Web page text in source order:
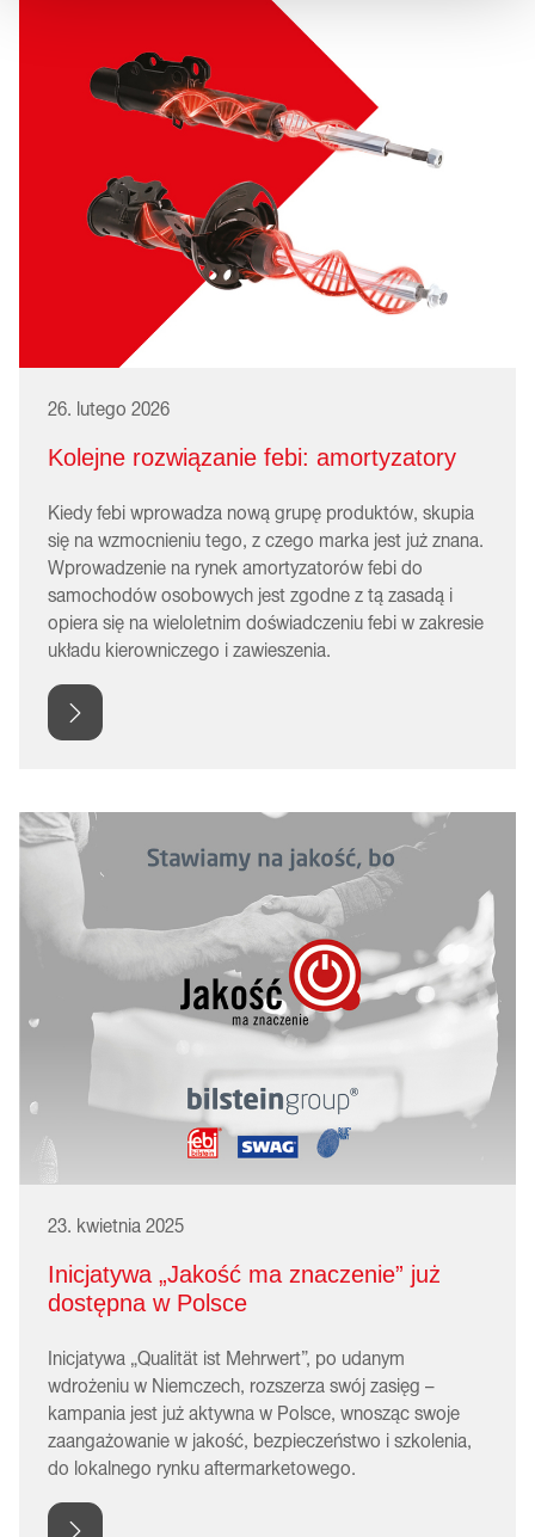
26. lutego 2026
Kolejne rozwiązanie febi: amortyzatory
Kiedy febi wprowadza nową grupę produktów, skupia
się na wzmocnieniu tego, z czego marka jest już znana.
Wprowadzenie na rynek amortyzatorów febi do
samochodów osobowych jest zgodne z tą zasadą i
opiera się na wieloletnim doświadczeniu febi w zakresie
układu kierowniczego i zawieszenia.
23. kwietnia 2025
Inicjatywa „Jakość ma znaczenie” już
dostępna w Polsce
Inicjatywa „Qualität ist Mehrwert”, po udanym
wdrożeniu w Niemczech, rozszerza swój zasięg –
kampania jest już aktywna w Polsce, wnosząc swoje
zaangażowanie w jakość, bezpieczeństwo i szkolenia,
do lokalnego rynku aftermarketowego.